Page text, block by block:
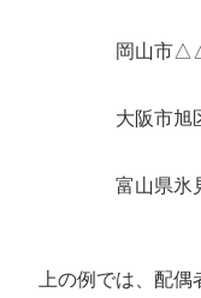
いぬ
岡山市△△３丁
いぬ
大阪市旭区○○
いぬ
富山県氷見市
いぬ
上の例では、配偶